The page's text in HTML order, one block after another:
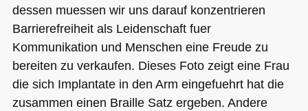
dessen muessen wir uns darauf konzentrieren
Barrierefreiheit als Leidenschaft fuer
Kommunikation und Menschen eine Freude zu
bereiten zu verkaufen. Dieses Foto zeigt eine Frau
die sich Implantate in den Arm eingefuehrt hat die
zusammen einen Braille Satz ergeben. Andere